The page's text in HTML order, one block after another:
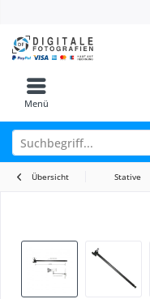
Menü
Übersicht Stative